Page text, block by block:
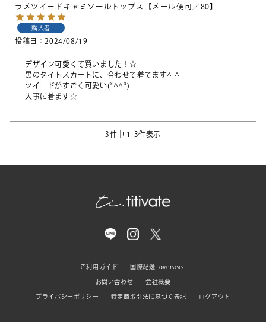
ラメツイードキャミソールトップス【メール便可／80】
購入者
投稿日 2024/08/19
デザイン可愛くて買いました！☆
黒のタイトスカートに、合わせて着てます^ ^
ツイードがすごく可愛い(*^^*)
大事に着ます☆
3件中 1 -3件表示
ご利用ガイド 国際配送 -overseas-
お問い合わせ 会社概要
プライバシーポリシー 特定商取引法に基づく表記 ログアウト